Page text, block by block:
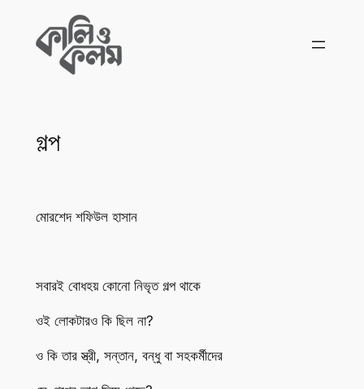
content
গল্প
মোরশেদ শফিউল হাসান
সবারই বোধহয় কোনো নিভৃত গল্প থাকে
ওই লোকটারও কি ছিল না?
ও কি তার স্ত্রী, সন্তান, বন্ধু বা সহকর্মীদের